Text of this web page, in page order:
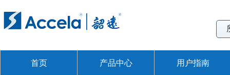
首页 产品中心 用户指南